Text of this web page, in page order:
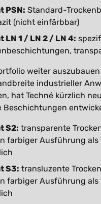
PSN: Standard-
(nicht einfärbbar)
LN 1 / LN 2 / LN 4:
weiter
industrieller
hat Techné kürzlich
Beschichtungen
S2: transparente
farbiger Ausführung als
S3: transluzente
farbiger Ausführung als